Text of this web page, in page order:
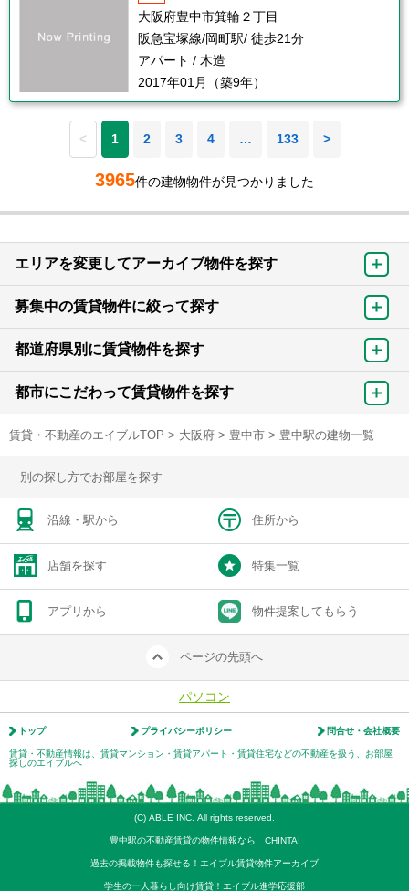
大阪府豊中市箕輪２丁目
阪急宝塚線/岡町駅/ 徒歩21分
アパート / 木造
2017年01月（築9年）
< 1 2 3 4 … 133 >
3965件の建物物件が見つかりました
エリアを変更してアーカイブ物件を探す
募集中の賃貸物件に絞って探す
都道府県別に賃貸物件を探す
都市にこだわって賃貸物件を探す
賃貸・不動産のエイブルTOP > 大阪府 > 豊中市 > 豊中駅の建物一覧
別の探し方でお部屋を探す
沿線・駅から 住所から
店舗を探す 特集一覧
アプリから 物件提案してもらう
ページの先頭へ
パソコン
トップ プライバシーポリシー 問合せ・会社概要
賃貸・不動産情報は、賃貸マンション・賃貸アパート・賃貸住宅などの不動産を扱う、お部屋
探しのエイブルへ
(C) ABLE INC. All rights reserved.
豊中駅の不動産賃貸の物件情報なら CHINTAI
過去の掲載物件も探せる！エイブル賃貸物件アーカイブ
学生の一人暮らし向け賃貸！エイブル進学応援部